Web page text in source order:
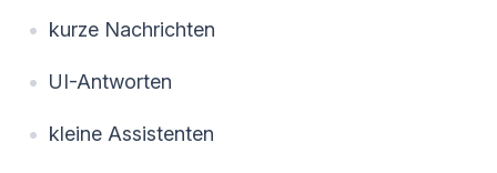
kurze Nachrichten
UI-Antworten
kleine Assistenten